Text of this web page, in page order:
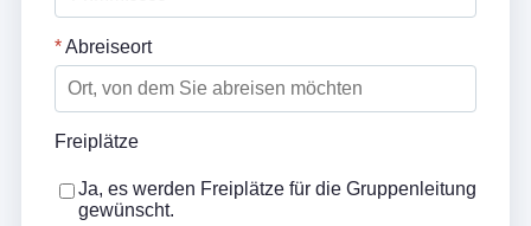
*Abreiseort
Freiplätze
Ja, es werden Freiplätze für die Gruppenleitung
gewünscht.